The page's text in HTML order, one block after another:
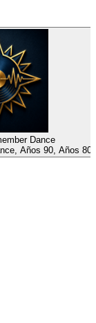
Dance
Años 90, Años 80